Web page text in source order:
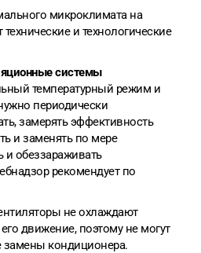
микроклимата на
и технологические
системы
температурный режим и
периодически
замерять эффективность
и заменять по мере
и обеззараживать
рекомендует по
не охлаждают
движение, поэтому не могут
замены кондиционера.